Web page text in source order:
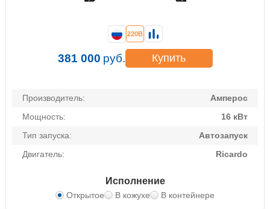
Производитель:
Амперос
Мощность:
16 кВт
Тип запуска:
Автозапуск
Двигатель:
Ricardo
Исполнение
Открытое В кожухе В контейнере
220В
381 000 руб. Купить